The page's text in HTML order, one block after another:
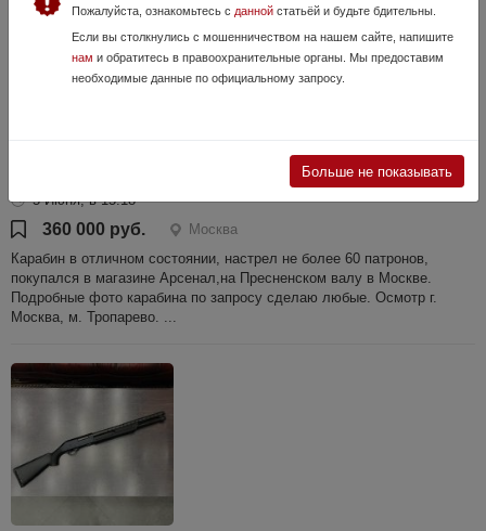
Steyr Mannlicher CLASSIC PRO HUNTER 8x68s
5 Июня, в 15:18
360 000 руб.
Москва
Карабин в отличном состоянии, настрел не более 60 патронов,
покупался в магазине Арсенал,на Пресненском валу в Москве.
Подробные фото карабина по запросу сделаю любые. Осмотр г.
Москва, м. Тропарево. ...
Пожалуйста, ознакомьтесь с даннойстатьёй и будьте бдительны.
Если вы столкнулись с мошенничеством на нашем сайте, напишите
нам и обратитесь в правоохранительные органы. Мы предоставим
необходимые данные по официальному запросу.
Больше не показывать